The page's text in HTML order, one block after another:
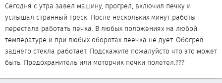
Сегодня с утра завел машину, прогрел, включил печку и
услышал странный треск. После нескольких минут работы
перестала работать печка. В любых положениях на любой
температуре и при любых оборотах пеечка не дует. Обогрев
заднего стекла работает. Подскажите пожалуйсто что это может
быть. Предохранитель или моторчик печки полетел.???